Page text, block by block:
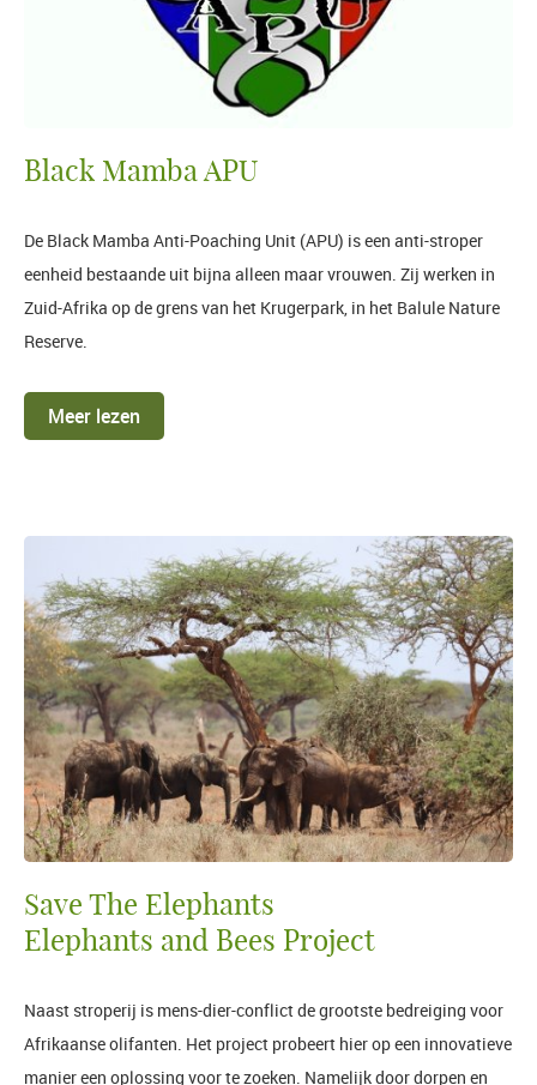
Black Mamba APU
De Black Mamba Anti-Poaching Unit (APU) is een anti-stroper
eenheid bestaande uit bijna alleen maar vrouwen. Zij werken in
Zuid-Afrika op de grens van het Krugerpark, in het Balule Nature
Reserve.
Meer lezen
Save The Elephants
Elephants and Bees Project
Naast stroperij is mens-dier-conflict de grootste bedreiging voor
Afrikaanse olifanten. Het project probeert hier op een innovatieve
manier een oplossing voor te zoeken. Namelijk door dorpen en